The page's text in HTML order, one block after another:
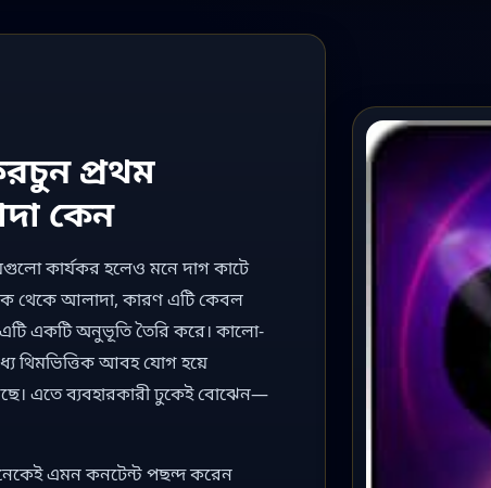
প্রথম
কেন
কার্যকর হলেও মনে দাগ কাটে
থেকে আলাদা, কারণ এটি কেবল
একটি অনুভূতি তৈরি করে। কালো-
থিমভিত্তিক আবহ যোগ হয়ে
এতে ব্যবহারকারী ঢুকেই বোঝেন—
এমন কনটেন্ট পছন্দ করেন